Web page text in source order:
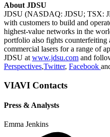
About JDSU
JDSU (NASDAQ: JDSU; TSX:
with customers to build and
highest-value networks in the
portfolio also fights counterfeiting
commercial lasers for a range of
JDSU at www.jdsu.com and
Perspectives,Twitter, Facebook
VIAVI Contacts
Press & Analysts
Emma Jenkins